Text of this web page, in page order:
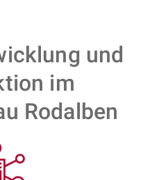
und
im
Rodalben